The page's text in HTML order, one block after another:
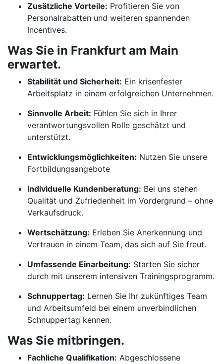
Zusätzliche Vorteile: Profitieren Sie von
Personalrabatten und weiteren spannenden
Incentives.
Was Sie in Frankfurt am Main
erwartet.
Stabilität und Sicherheit: Ein krisenfester
Arbeitsplatz in einem erfolgreichen Unternehmen.
Sinnvolle Arbeit: Fühlen Sie sich in Ihrer
verantwortungsvollen Rolle geschätzt und
unterstützt.
Entwicklungsmöglichkeiten: Nutzen Sie unsere
Fortbildungsangebote
Individuelle Kundenberatung: Bei uns stehen
Qualität und Zufriedenheit im Vordergrund – ohne
Verkaufsdruck.
Wertschätzung: Erleben Sie Anerkennung und
Vertrauen in einem Team, das sich auf Sie freut.
Umfassende Einarbeitung: Starten Sie sicher
durch mit unserem intensiven Trainingsprogramm.
Schnuppertag: Lernen Sie Ihr zukünftiges Team
und Arbeitsumfeld bei einem unverbindlichen
Schnuppertag kennen.
Was Sie mitbringen.
Fachliche Qualifikation: Abgeschlossene